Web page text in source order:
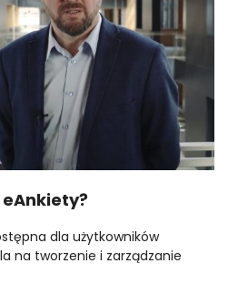
dla użytkowników
na tworzenie i zarządzanie